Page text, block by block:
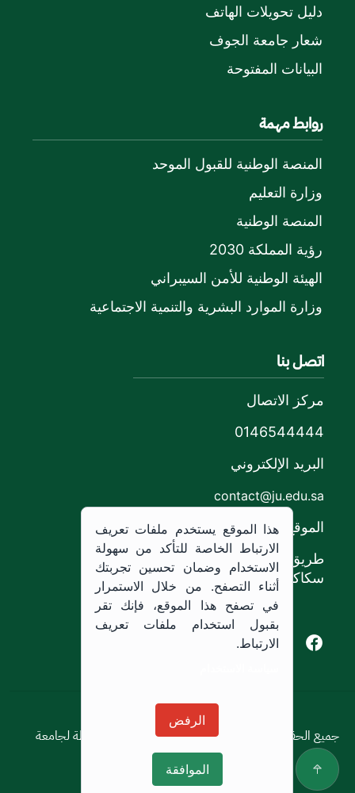
دليل تحويلات الهاتف
شعار جامعة الجوف
البيانات المفتوحة
روابط مهمة
المنصة الوطنية للقبول الموحد
وزارة التعليم
المنصة الوطنية
رؤية المملكة 2030
الهيئة الوطنية للأمن السيبراني
وزارة الموارد البشرية والتنمية الاجتماعية
اتصل بنا
مركز الاتصال
0146544444
البريد الإلكتروني
contact@ju.edu.sa
الموقع
طريق الملك خالد،
سكاكا, المملكة العربية السعودية.
Facebook of Jouf University
X of Jouf University
سياسة الاستخدام
جميع الحقوق محفوظة © 2026 جميع الحقوق محفوظة لجامعة
الجوف
هذا الموقع يستخدم ملفات تعريف
الارتباط الخاصة للتأكد من سهولة
الاستخدام وضمان تحسين تجربتك
أثناء التصفح. من خلال الاستمرار
في تصفح هذا الموقع، فإنك تقر
بقبول استخدام ملفات تعريف
الارتباط.
الرفض
الموافقة